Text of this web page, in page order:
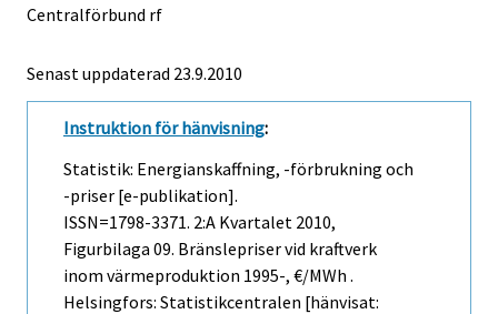
Centralförbund rf
Senast uppdaterad 23.9.2010
Instruktion för hänvisning:
Statistik: Energianskaffning, -förbrukning och
-priser [e-publikation].
ISSN=1798-3371. 2:a Kvartalet 2010,
Figurbilaga 09. Bränslepriser vid kraftverk
inom värmeproduktion 1995-, €/MWh .
Helsingfors: Statistikcentralen [hänvisat: